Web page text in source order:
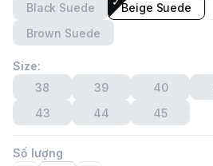
Black Suede
Beige Suede
Brown Suede
Size:
38
39 40
43
44 45
Số lượng